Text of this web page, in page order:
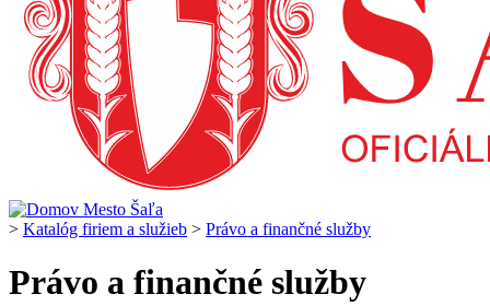
> Katalóg firiem a služieb > Právo a finančné služby
Právo a finančné služby